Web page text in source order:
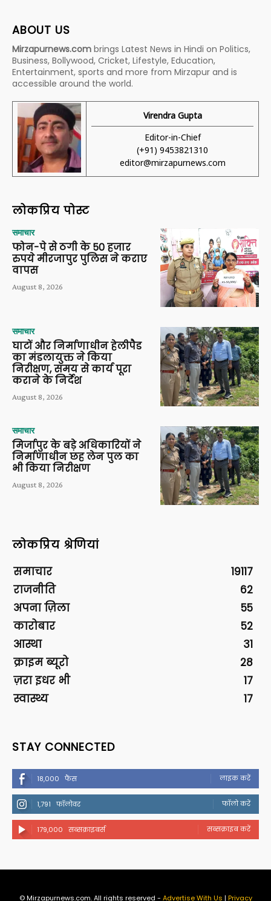
ABOUT US
Mirzapurnews.com brings Latest News in Hindi on Politics,
Business, Bollywood, Cricket, Lifestyle, Education,
Entertainment, sports and more from Mirzapur and is
accessible around the world.
Virendra Gupta
Editor-in-Chief
(+91) 9453821310
editor@mirzapurnews.com
लोकप्रिय पोस्ट
समाचार
फोन-पे से ठगी के 50 हजार
रुपये मीरजापुर पुलिस ने कराए
वापस
August 8, 2026
समाचार
घाटों और निर्माणाधीन हेलीपैड
का मंडलायुक्त ने किया
निरीक्षण, समय से कार्य पूरा
कराने के निर्देश
August 8, 2026
समाचार
मिर्जापुर के बड़े अधिकारियों ने
निर्माणाधीन छह लेन पुल का
भी किया निरीक्षण
August 8, 2026
लोकप्रिय श्रेणियां
समाचार
19117
राजनीति
62
अपना ज़िला
55
कारोबार
52
आस्था
31
क्राइम ब्यूरो
28
ज़रा इधर भी
17
स्वास्थ्य
17
STAY CONNECTED
18,000 फैंस लाइक करें
1,791 फॉलोवर फॉलो करें
179,000 सब्सक्राइबर्स सब्सक्राइब करें
© Mirzapurnews.com. All rights reserved - Advertise With Us | Privacy